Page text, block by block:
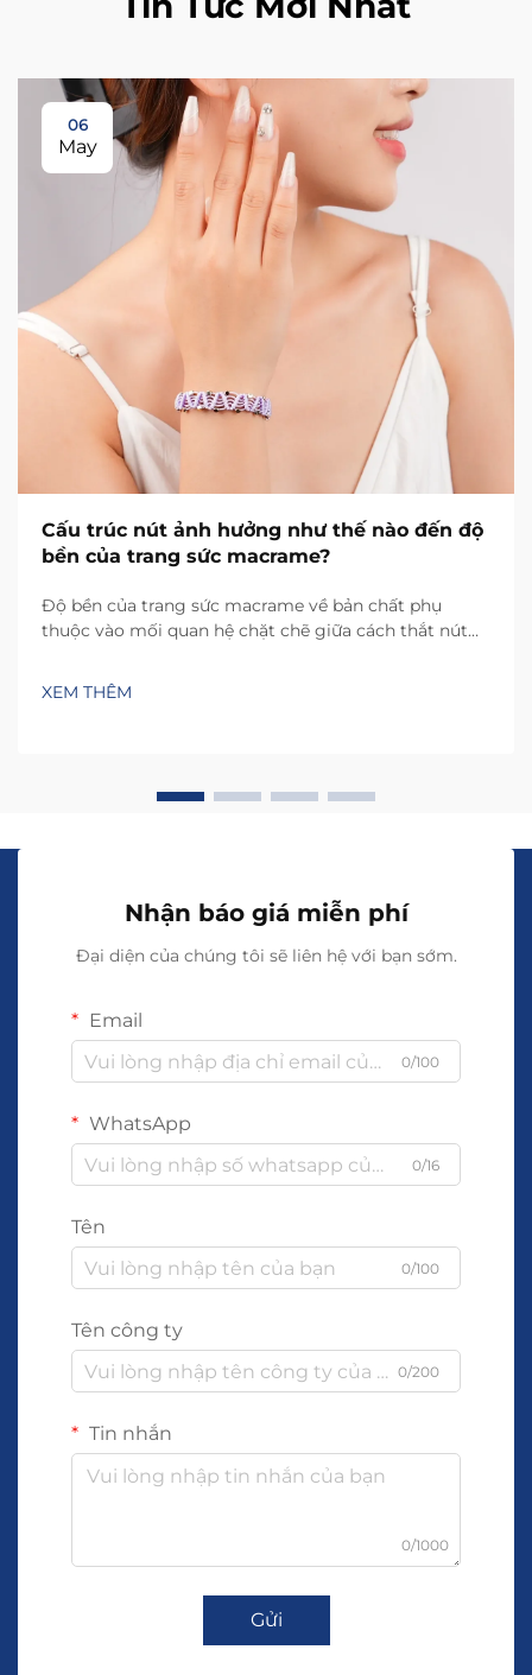
06
May
Cấu trúc nút ảnh hưởng như thế nào đến độ
bền của trang sức macrame?
Độ bền của trang sức macrame về bản chất phụ
thuộc vào mối quan hệ chặt chẽ giữa cách thắt nút
ra các mô hình lực căng riêng biệt, từ đó quyết định
mức độ chịu đựng của sản phẩm trước hao mòn do
XEM THÊM
Nhận báo giá miễn phí
Đại diện của chúng tôi sẽ liên hệ với bạn sớm.
Email
0/100
WhatsApp
0/16
Tên
0/100
Tên công ty
0/200
Tin nhắn
0/1000
Gửi